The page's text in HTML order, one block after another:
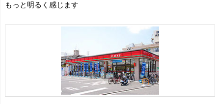
もっと明るく感じます